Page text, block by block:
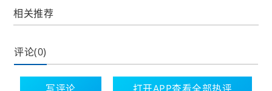
生（化名）既气愤又无奈地说道。
就停工了，原以为停一段时间就会复工，哪知一
相关推荐
评论(0)